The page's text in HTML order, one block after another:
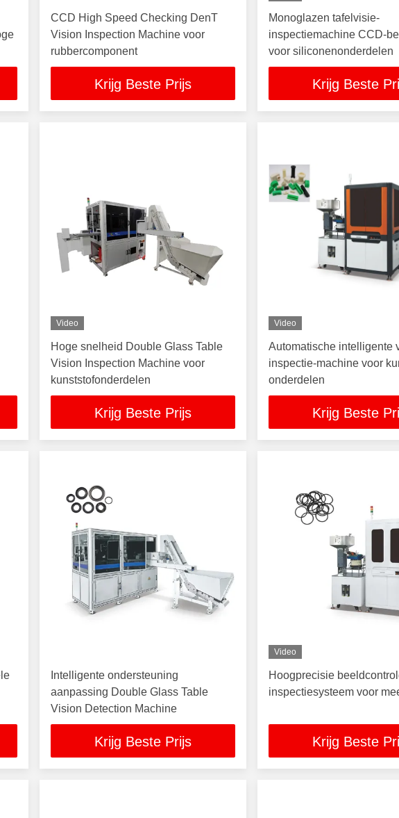
CCD High Speed Checking DenT
Vision Inspection Machine voor
rubbercomponent
Krijg Beste Prijs
Monoglazen tafelvisie-
inspectiemachine CCD-
voor siliconenonderdelen
Krijg Beste
Video
Hoge snelheid Double Glass Table
Vision Inspection Machine voor
kunststofonderdelen
Krijg Beste Prijs
Video
Automatische intelligente
inspectie-machine voor
onderdelen
Krijg Beste
Intelligente ondersteuning
aanpassing Double Glass Table
Vision Detection Machine
Krijg Beste Prijs
Video
Hoogprecisie
inspectiesysteem voor
Krijg Beste